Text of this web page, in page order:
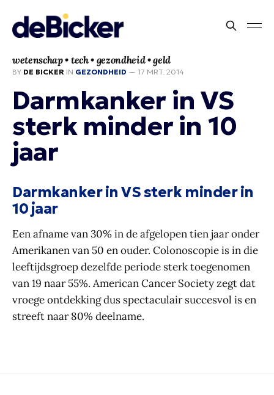
wetenschap • tech • gezondheid • geld
BY DE BICKER IN GEZONDHEID — 17 MRT. 2014
Darmkanker in VS
sterk minder in 10
jaar
Darmkanker in VS sterk minder in
10 jaar
Een afname van 30% in de afgelopen tien jaar onder
Amerikanen van 50 en ouder. Colonoscopie is in die
leeftijdsgroep dezelfde periode sterk toegenomen
van 19 naar 55%. American Cancer Society zegt dat
vroege ontdekking dus spectaculair succesvol is en
streeft naar 80% deelname.